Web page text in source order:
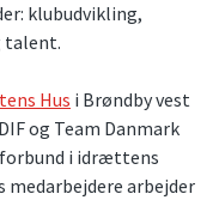
klubudvikling,
talent.
Hus i Brøndby vest
og Team Danmark
i idrættens
arbejder